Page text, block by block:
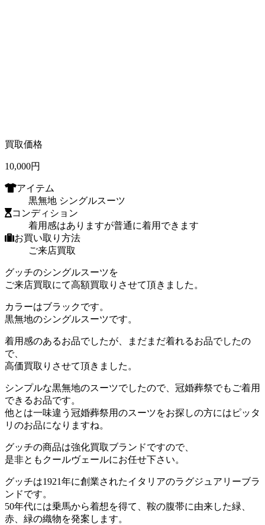
買取価格
10,000円
アイテム
黒無地 シングルスーツ
コンディション
着用感はありますが普通に着用できます
お買い取り方法
ご来店買取
グッチのシングルスーツを
ご来店買取にて高額買取りさせて頂きました。
カラーはブラックです。
黒無地のシングルスーツです。
着用感のあるお品でしたが、まだまだ着れるお品でしたの
で、
高価買取りさせて頂きました。
シンプルな黒無地のスーツでしたので、冠婚葬祭でもご着用
できるお品です。
他とは一味違う冠婚葬祭用のスーツをお探しの方にはピッタ
リのお品になりますね。
グッチの商品は強化買取ブランドですので、
是非ともクールヴェールにお任せ下さい。
グッチは1921年に創業されたイタリアのラグジュアリーブラ
ンドです。
50年代には乗馬から着想を得て、鞍の腹帯に由来した緑、
赤、緑の織物を発案します。